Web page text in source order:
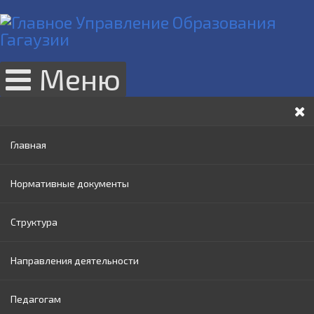
Меню
Главная
Нормативные документы
Законы РМ
Нормативные акты Правительства РМ
Нормативные документы МОИ
Структура
Руководство
Административный совет
Направления деятельности
Раннее образование
Педагогам